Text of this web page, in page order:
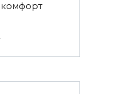
комфорт